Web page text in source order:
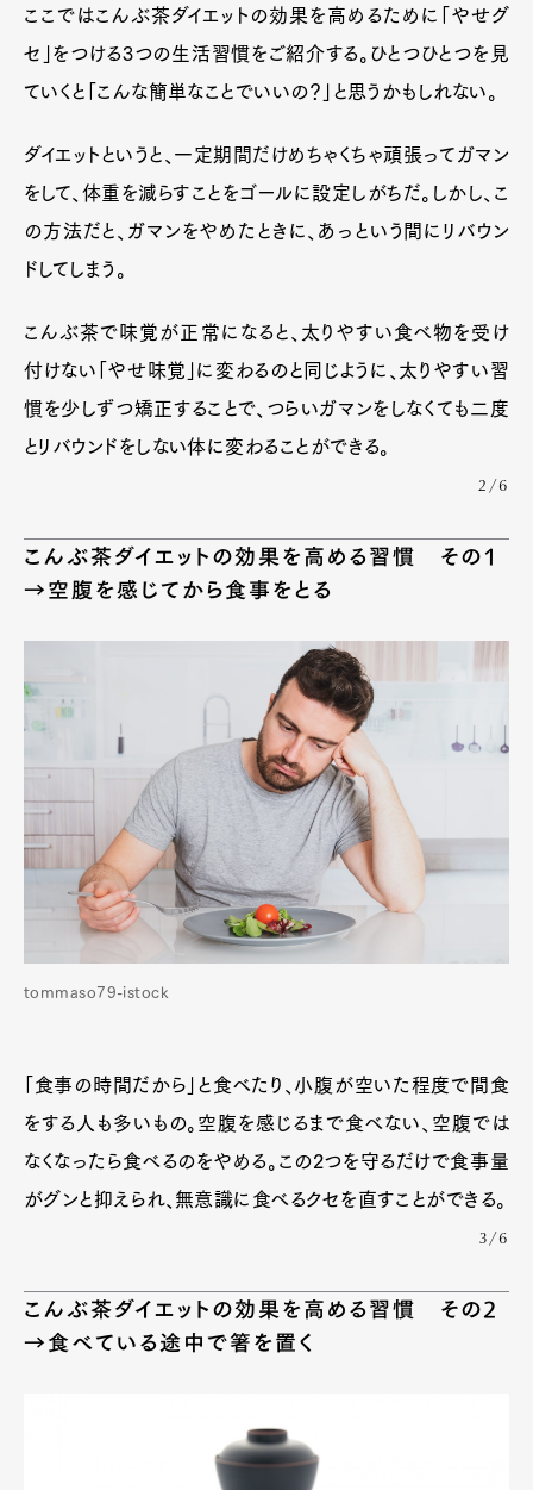
ここではこんぶ茶ダイエットの効果を高めるために「やせグ
セ」をつける3つの生活習慣をご紹介する。ひとつひとつを見
ていくと「こんな簡単なことでいいの？」と思うかもしれない。
ダイエットというと、一定期間だけめちゃくちゃ頑張ってガマン
をして、体重を減らすことをゴールに設定しがちだ。しかし、こ
の方法だと、ガマンをやめたときに、あっという間にリバウン
ドしてしまう。
こんぶ茶で味覚が正常になると、太りやすい食べ物を受け
付けない「やせ味覚」に変わるのと同じように、太りやすい習
慣を少しずつ矯正することで、つらいガマンをしなくても二度
とリバウンドをしない体に変わることができる。
2/6
こんぶ茶ダイエットの効果を高める習慣 その1
→空腹を感じてから食事をとる
tommaso79-istock
「食事の時間だから」と食べたり、小腹が空いた程度で間食
をする人も多いもの。空腹を感じるまで食べない、空腹では
なくなったら食べるのをやめる。この2つを守るだけで食事量
がグンと抑えられ、無意識に食べるクセを直すことができる。
3/6
こんぶ茶ダイエットの効果を高める習慣 その2
→食べている途中で箸を置く